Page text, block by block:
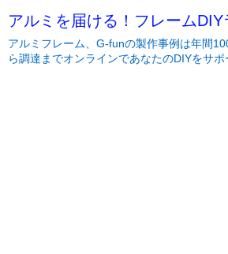
アルミを届ける！フレームDIY
アルミフレーム、G-funの製作事例は年間
ら調達までオンラインであなたのDIYをサポ